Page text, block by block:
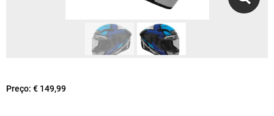
Preço: € 149,99